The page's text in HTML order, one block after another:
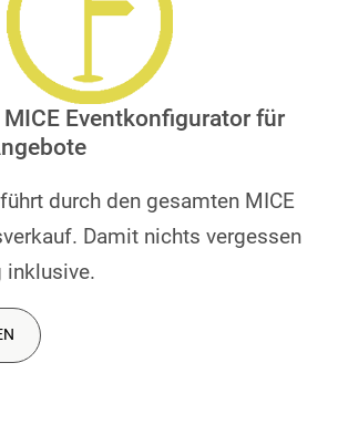
Eventkonfigurator für
durch den gesamten MICE
Damit nichts vergessen
inklusive.